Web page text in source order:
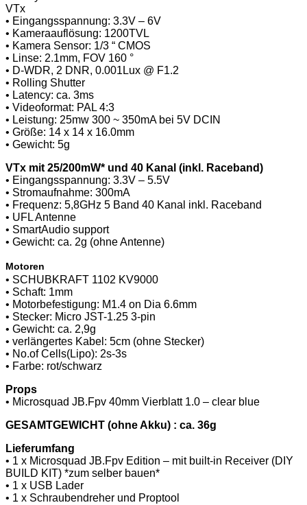
VTx
• Eingangsspannung: 3.3V – 6V
• Kameraauflösung: 1200TVL
• Kamera Sensor: 1/3 “ CMOS
• Linse: 2.1mm, FOV 160 °
• D-WDR, 2 DNR, 0.001Lux @ F1.2
• Rolling Shutter
• Latency: ca. 3ms
• Videoformat: PAL 4:3
• Leistung: 25mw 300 ~ 350mA bei 5V DCIN
• Größe: 14 x 14 x 16.0mm
• Gewicht: 5g
VTx mit 25/200mW* und 40 Kanal (inkl. Raceband)
• Eingangsspannung: 3.3V – 5.5V
• Stromaufnahme: 300mA
• Frequenz: 5,8GHz 5 Band 40 Kanal inkl. Raceband
• UFL Antenne
• SmartAudio support
• Gewicht: ca. 2g (ohne Antenne)
Motoren
• SCHUBKRAFT 1102 KV9000
• Schaft: 1mm
• Motorbefestigung: M1.4 on Dia 6.6mm
• Stecker: Micro JST-1.25 3-pin
• Gewicht: ca. 2,9g
• verlängertes Kabel: 5cm (ohne Stecker)
• No.of Cells(Lipo): 2s-3s
• Farbe: rot/schwarz
Props
• Microsquad JB.Fpv 40mm Vierblatt 1.0 – clear blue
GESAMTGEWICHT (ohne Akku) : ca. 36g
Lieferumfang
• 1 x Microsquad JB.Fpv Edition – mit built-in Receiver (DIY
BUILD KIT) *zum selber bauen*
• 1 x USB Lader
• 1 x Schraubendreher und Proptool